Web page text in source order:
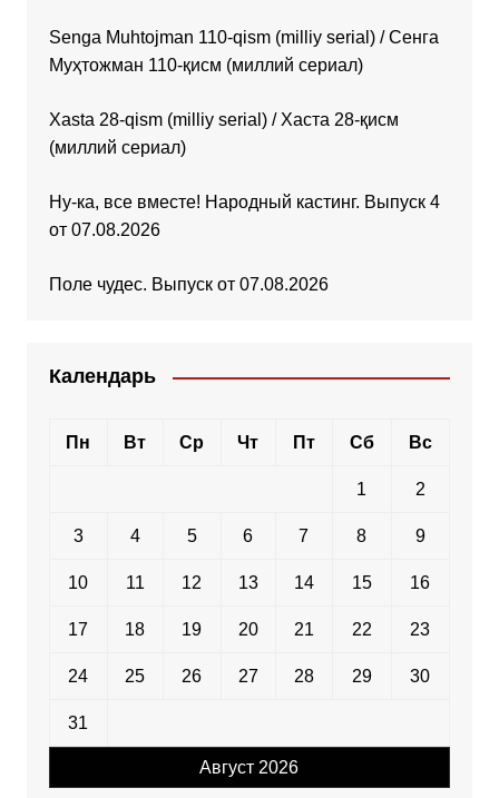
Senga Muhtojman 110-qism (milliy serial) / Сенга
Муҳтожман 110-қисм (миллий сериал)
Xasta 28-qism (milliy serial) / Хаста 28-қисм
(миллий сериал)
Ну-ка, все вместе! Народный кастинг. Выпуск 4
от 07.08.2026
Поле чудес. Выпуск от 07.08.2026
Календарь
Август 2026
Пн Вт Ср Чт Пт Сб Вс
1 2
3 4 5 6 7 8 9
10 11 12 13 14 15 16
17 18 19 20 21 22 23
24 25 26 27 28 29 30
31